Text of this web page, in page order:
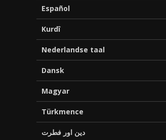
Español
Kurdî
Nederlandse taal
Dansk
Magyar
Türkmence
دین اور فطرت